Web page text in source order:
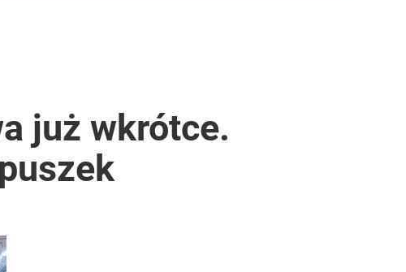
już wkrótce.